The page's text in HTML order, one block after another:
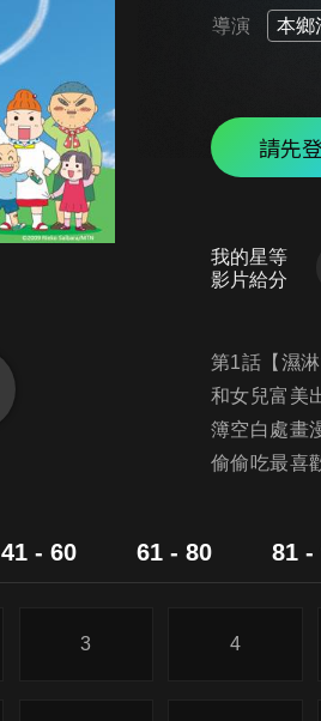
導演 本鄉
請先
我的星等
影片給分
第1話【濕
和女兒富美
簿空白處畫
偷偷吃最喜
41 - 60 61 - 80 81 -
3 4